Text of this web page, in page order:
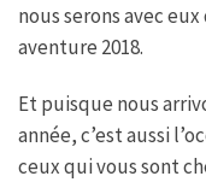
nous serons avec
aventure 2018.
Et puisque nous
année, c’est aussi
ceux qui vous sont